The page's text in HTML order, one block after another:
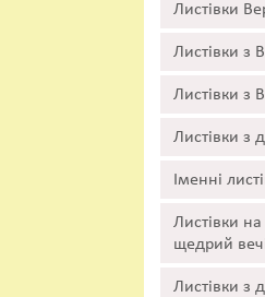
Листівки
Листівки з
Листівки з
Листівки з
Іменні
Листівки
щедрий
Листівки з